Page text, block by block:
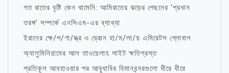
গত রাতের বৃষ্টি কেন থামেনি: আমিরাতের ঝড়ের পেছনের ‘প্রধান
তরঙ্গ’ সম্পর্কে এনসিএম-এর ব্যাখ্যা
ইরানের ক্ষে/প/ণা/স্ত্র ও ড্রোন হা/ম/লা/য় এমিরেটস গ্লোবাল
অ্যালুমিনিয়ামের আল তাওয়েলাহ সাইট ক্ষতিগ্রস্ত
প্রতিকূল আবহাওয়ার পর আবুধাবির বিমানবন্দরগুলো ধীরে ধীরে